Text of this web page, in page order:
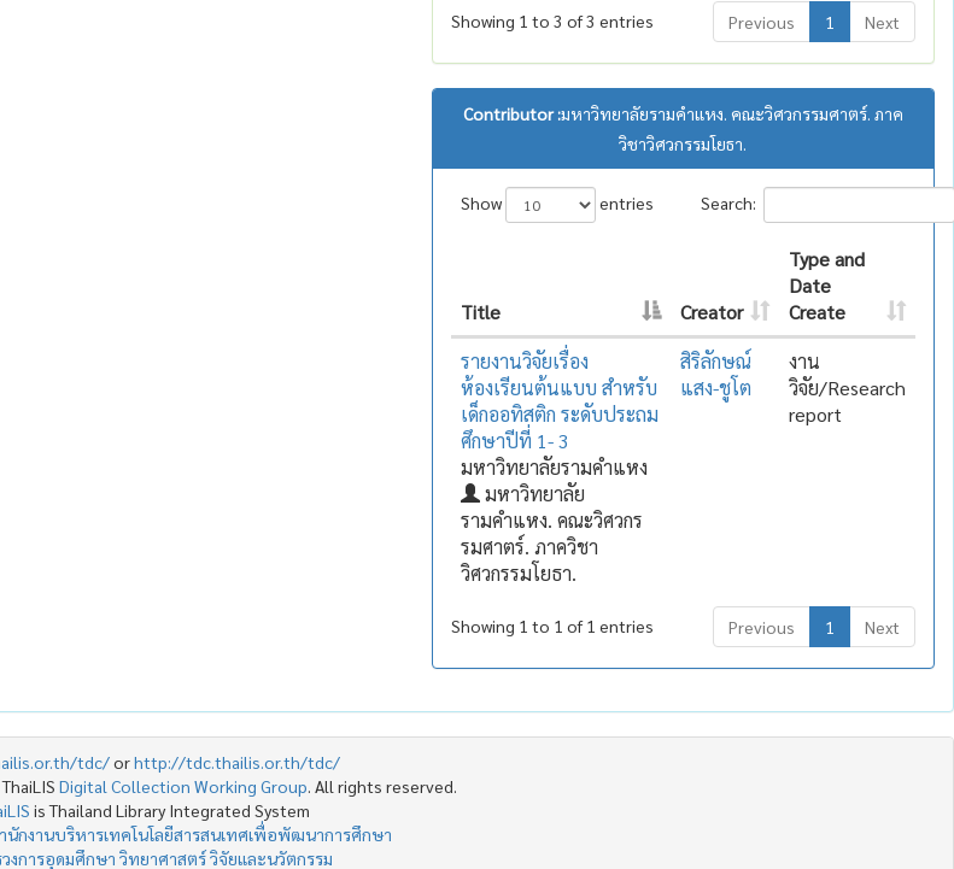
Showing 1 to 3 of 3 entries Previous 1 Next
Contributor :มหาวิทยาลัยรามคำแหง. คณะวิศวกรรมศาตร์. ภาค
วิชาวิศวกรรมโยธา.
Show entries Search:
Title Creator
Type and
Date
Create
รายงานวิจัยเรื่อง
ห้องเรียนต้นแบบ สำหรับ
เด็กออทิสติก ระดับประถม
ศึกษาปีที่ 1- 3
มหาวิทยาลัยรามคำแหง
มหาวิทยาลัย
รามคำแหง. คณะวิศวกร
รมศาตร์. ภาควิชา
วิศวกรรมโยธา.
สิริลักษณ์
แสง-ชูโต
งาน
วิจัย/Research
report
Showing 1 to 1 of 1 entries Previous 1 Next
tdc/orhttp://tdc.thailis.or.th/tdc/
Digital Collection Working Group. All rights reserved.
is Thailand Library Integrated System
นักงานบริหารเทคโนโลยีสารสนเทศเพื่อพัฒนาการศึกษา
งการอุดมศึกษา วิทยาศาสตร์ วิจัยและนวัตกรรม